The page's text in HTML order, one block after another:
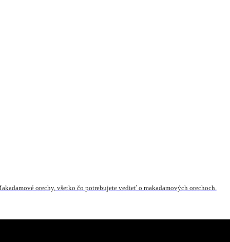
orechy, všetko čo potrebujete vedieť o makadamových orechoch.